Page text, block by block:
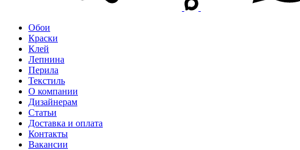
Обои
Краски
Клей
Лепнина
Перила
Текстиль
О компании
Дизайнерам
Статьи
Доставка и оплата
Контакты
Вакансии